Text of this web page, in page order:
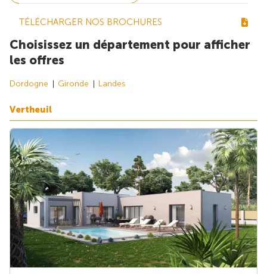
TÉLÉCHARGER NOS BROCHURES
Choisissez un département pour afficher
les offres
Dordogne Gironde Landes
Vertheuil